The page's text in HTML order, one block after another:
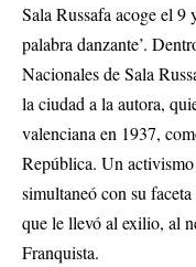
Sala Russafa acoge el
palabra danzante’.
Nacionales de Sala
la ciudad a la autora,
valenciana en 1937,
República. Un
simultaneó con su
que le llevó al exilio, al
Franquista.